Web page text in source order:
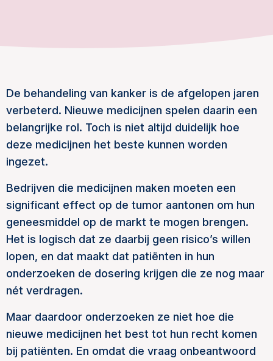
De behandeling van kanker is de afgelopen jaren
verbeterd. Nieuwe medicijnen spelen daarin een
belangrijke rol. Toch is niet altijd duidelijk hoe
deze medicijnen het beste kunnen worden
ingezet.
Bedrijven die medicijnen maken moeten een
significant effect op de tumor aantonen om hun
geneesmiddel op de markt te mogen brengen.
Het is logisch dat ze daarbij geen risico’s willen
lopen, en dat maakt dat patiënten in hun
onderzoeken de dosering krijgen die ze nog maar
nét verdragen.
Maar daardoor onderzoeken ze niet hoe die
nieuwe medicijnen het best tot hun recht komen
bij patiënten. En omdat die vraag onbeantwoord